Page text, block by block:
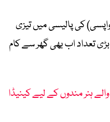
واپسی) کی پالیسی میں تیزی
تعداد اب بھی گھر سے کام
ہنر مندوں کے لیے کینیڈا